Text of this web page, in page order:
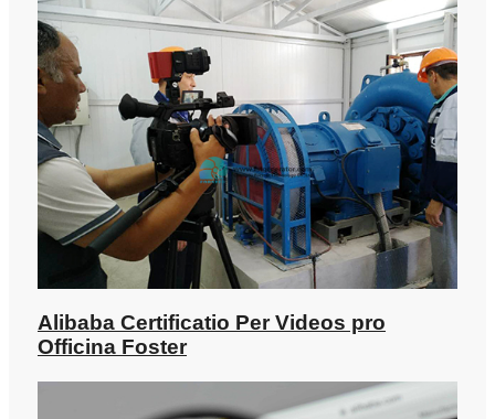
Alibaba Certificatio Per Videos pro
Officina Foster